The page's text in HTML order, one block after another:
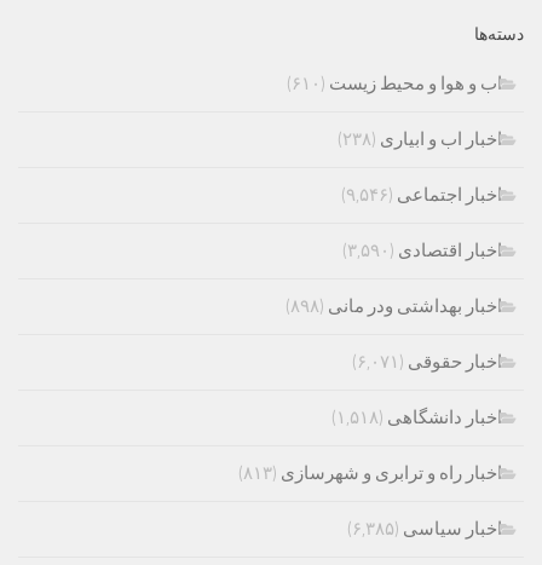
دسته‌ها
اب و هوا و محیط زیست (۶۱۰)
اخبار اب و ابیاری (۲۳۸)
اخبار اجتماعی (۹,۵۴۶)
اخبار اقتصادی (۳,۵۹۰)
اخبار بهداشتی ودر مانی (۸۹۸)
اخبار حقوقی (۶,۰۷۱)
اخبار دانشگاهی (۱,۵۱۸)
اخبار راه و ترابری و شهرسازی (۸۱۳)
اخبار سیاسی (۶,۳۸۵)